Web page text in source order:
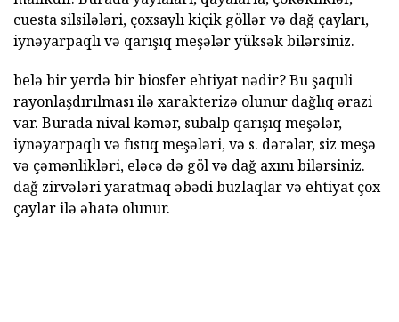
cuesta silsilələri, çoxsaylı kiçik göllər və dağ çayları,
iynəyarpaqlı və qarışıq meşələr yüksək bilərsiniz.
belə bir yerdə bir biosfer ehtiyat nədir? Bu şaquli
rayonlaşdırılması ilə xarakterizə olunur dağlıq ərazi
var. Burada nival kəmər, subalp qarışıq meşələr,
iynəyarpaqlı və fıstıq meşələri, və s. dərələr, siz meşə
və çəmənlikləri, eləcə də göl və dağ axını bilərsiniz.
dağ zirvələri yaratmaq əbədi buzlaqlar və ehtiyat çox
çaylar ilə əhatə olunur.